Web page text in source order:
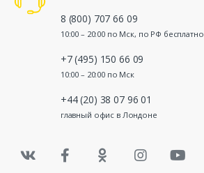
8 (800) 707 66 09
10:00 – 20:00 по Мск, по РФ бесплатно
+7 (495) 150 66 09
10:00 – 20:00 по Мск
+44 (20) 38 07 96 01
главный офис в Лондоне